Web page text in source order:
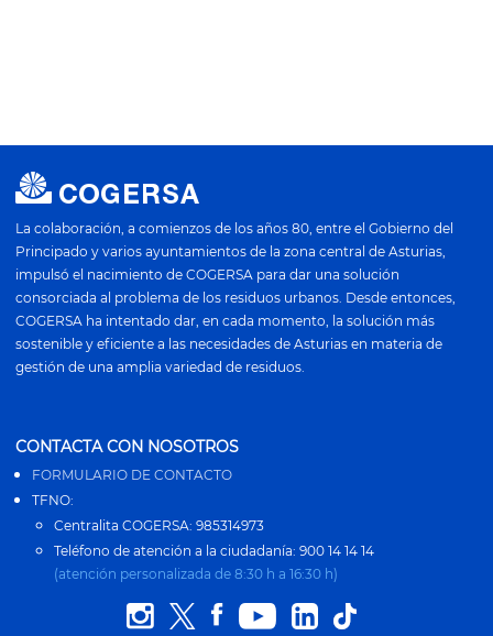
La colaboración, a comienzos de los años 80, entre el Gobierno del
Principado y varios ayuntamientos de la zona central de Asturias,
impulsó el nacimiento de COGERSA para dar una solución
consorciada al problema de los residuos urbanos. Desde entonces,
COGERSA ha intentado dar, en cada momento, la solución más
sostenible y eficiente a las necesidades de Asturias en materia de
gestión de una amplia variedad de residuos.
CONTACTA CON NOSOTROS
FORMULARIO DE CONTACTO
TFNO:
Centralita COGERSA: 985314973
Teléfono de atención a la ciudadanía: 900 14 14 14
(atención personalizada de 8:30 h a 16:30 h)